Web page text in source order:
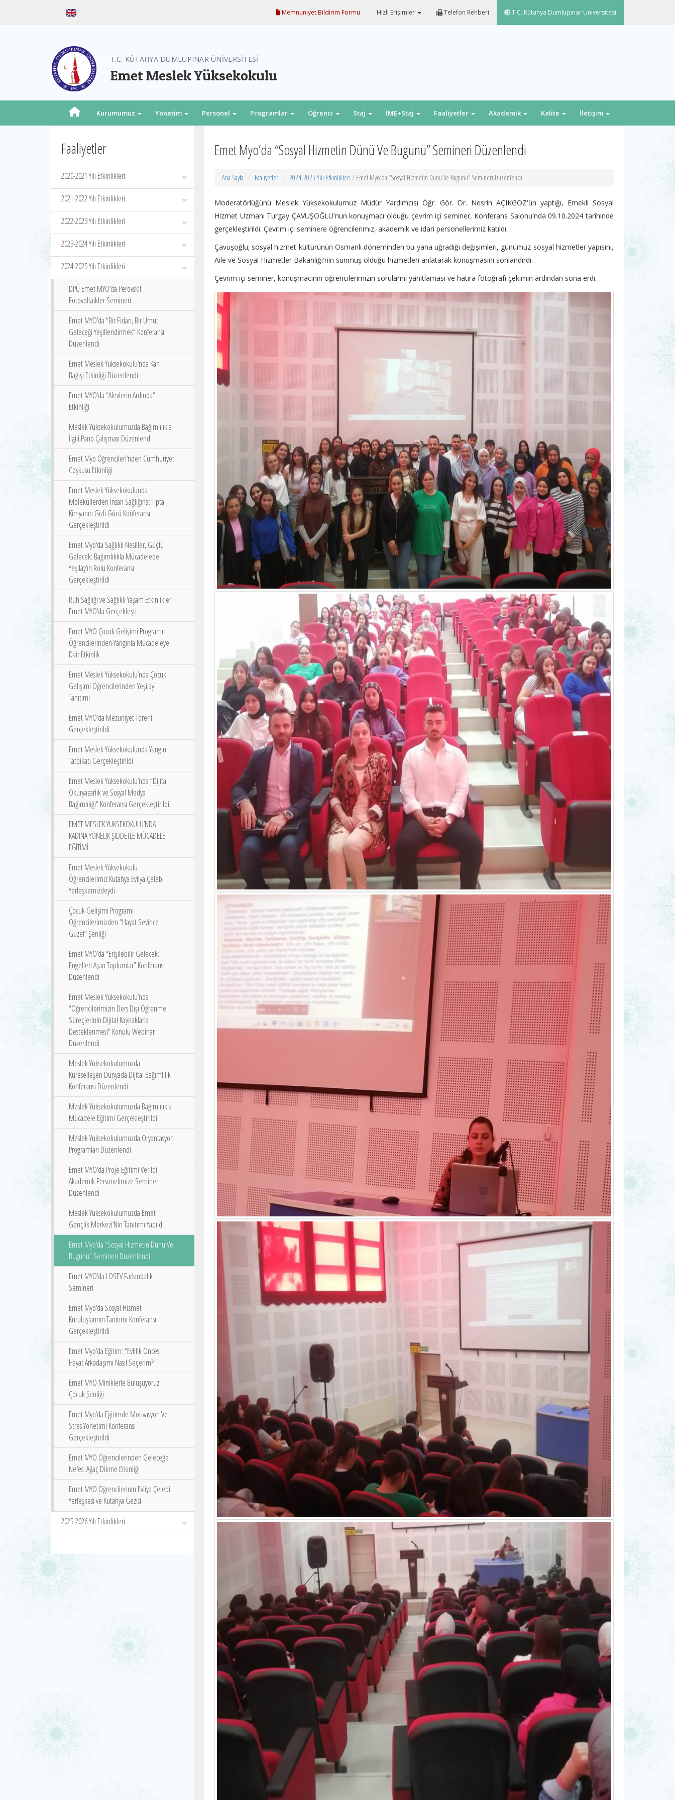
Memnuniyet Bildirim Formu Hızlı Erişimler Telefon Rehberi T.C. Kütahya Dumlupınar Üniversitesi
T.C. KÜTAHYA DUMLUPINAR ÜNİVERSİTESİ
Emet Meslek Yüksekokulu
Kurumumuz Yönetim Personel Programlar Öğrenci Staj İME+Staj Faaliyetler Akademik Kalite İletişim
Faaliyetler
2020-2021 Yılı Etkinlikleri
2021-2022 Yılı Etkinlikleri
2022-2023 Yılı Etkinlikleri
2023-2024 Yılı Etkinlikleri
2024-2025 Yılı Etkinlikleri
DPÜ Emet MYO’da Perovskit
Fotovoltaikler Semineri
Emet MYO’da “Bir Fidan, Bir Umut
Geleceği Yeşillendirmek“ Konferansı
Düzenlendi
Emet Meslek Yüksekokulu‘nda Kan
Bağışı Etkinliği Düzenlendi
Emet MYO‘da “Alevlerin Ardında“
Etkinliği
Meslek Yüksekokulumuzda Bağımlılıkla
İlgili Pano Çalışması Düzenlendi
Emet Myo Öğrencileri‘nden Cumhuriyet
Coşkusu Etkinliği
Emet Meslek Yüksekokulunda
Moleküllerden İnsan Sağlığına: Tıpta
Kimyanın Gizli Gücü Konferansı
Gerçekleştirildi
Emet Myo‘da Sağlıklı Nesiller, Güçlü
Gelecek: Bağımlılıkla Mücadelede
Yeşilay‘ın Rolü Konferansı
Gerçekleştirildi
Ruh Sağlığı ve Sağlıklı Yaşam Etkinlikleri
Emet MYO’da Gerçekleşti
Emet MYO Çocuk Gelişimi Programı
Öğrencilerinden Yangınla Mücadeleye
Dair Etkinlik
Emet Meslek Yüksekokulu’nda Çocuk
Gelişimi Öğrencilerinden Yeşilay
Tanıtımı
Emet MYO’da Mezuniyet Töreni
Gerçekleştirildi
Emet Meslek Yüksekokulunda Yangın
Tatbikatı Gerçekleştirildi
Emet Meslek Yüksekokulu’nda “Dijital
Okuryazarlık ve Sosyal Medya
Bağımlılığı“ Konferansı Gerçekleştirildi
EMET MESLEK YÜKSEKOKULU’NDA
KADINA YÖNELİK ŞİDDETLE MÜCADELE
EĞİTİMİ
Emet Meslek Yüksekokulu
Öğrencilerimiz Kütahya Evliya Çelebi
Yerleşkemizdeydi
Çocuk Gelişimi Programı
Öğrencilerimizden “Hayat Sevince
Güzel“ Şenliği
Emet MYO’da “Erişilebilir Gelecek:
Engelleri Aşan Toplumlar” Konferansı
Düzenlendi
Emet Meslek Yüksekokulu’nda
“Öğrencilerimizin Ders Dışı Öğrenme
Süreçlerinin Dijital Kaynaklarla
Desteklenmesi“ Konulu Webinar
Düzenlendi
Meslek Yüksekokulumuzda
Küreselleşen Dünyada Dijital Bağımlılık
Konferansı Düzenlendi
Meslek Yüksekokulumuzda Bağımlılıkla
Mücadele Eğitimi Gerçekleştirildi
Meslek Yüksekokulumuzda Oryantasyon
Programları Düzenlendi
Emet MYO‘da Proje Eğitimi Verildi:
Akademik Personelimize Seminer
Düzenlendi
Meslek Yüksekokulumuzda Emet
Gençlik Merkezi‘Nin Tanıtımı Yapıldı
Emet Myo’da “Sosyal Hizmetin Dünü Ve
Bugünü” Semineri Düzenlendi
Emet MYO’da LÖSEV Farkındalık
Semineri
Emet Myo‘da Sosyal Hizmet
Kuruluşlarının Tanıtımı Konferansı
Gerçekleştirildi
Emet Myo’da Eğitim: “Evlilik Öncesi
Hayat Arkadaşımı Nasıl Seçerim?”
Emet MYO Miniklerle Buluşuyoruz!
Çocuk Şenliği
Emet Myo‘da Eğitimde Motivasyon Ve
Stres Yönetimi Konferansı
Gerçekleştirildi
Emet MYO Öğrencilerinden Geleceğe
Nefes: Ağaç Dikme Etkinliği
Emet MYO Öğrencilerinin Evliya Çelebi
Yerleşkesi ve Kütahya Gezisi
2025-2026 Yılı Etkinlikleri
Emet Myo’da “Sosyal Hizmetin Dünü Ve Bugünü” Semineri Düzenlendi
Ana Sayfa Faaliyetler 2024-2025 Yılı Etkinlikleri / Emet Myo’da “Sosyal Hizmetin Dünü Ve Bugünü” Semineri Düzenlendi
Moderatörlüğünü Meslek Yüksekokulumuz Müdür Yardımcısı Öğr. Gör. Dr. Nesrin AÇIKGÖZ'ün yaptığı, Emekli Sosyal
Hizmet Uzmanı Turgay ÇAVUŞOĞLU'nun konuşmacı olduğu çevrim içi seminer, Konferans Salonu'nda 09.10.2024 tarihinde
gerçekleştirildi. Çevrim içi seminere öğrencilerimiz, akademik ve idari personellerimiz katıldı.
Çavuşoğlu; sosyal hizmet kültürünün Osmanlı döneminden bu yana uğradığı değişimleri, günümüz sosyal hizmetler yapısını,
Aile ve Sosyal Hizmetler Bakanlığı'nın sunmuş olduğu hizmetleri anlatarak konuşmasını sonlandırdı.
Çevrim içi seminer, konuşmacının öğrencilerimizin sorularını yanıtlaması ve hatıra fotoğrafı çekimin ardından sona erdi.